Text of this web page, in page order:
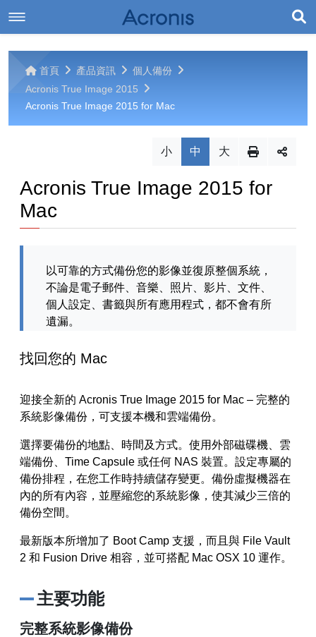
最新消息
產品資訊
版本比較
Acronis True Image Cloud
Acronis True Image 2016
機動性存取
Acronis ExtremeZ-IP
聯絡我們
其它
首頁 產品資訊
個人備份
Acronis True Image 2015
Acronis True Image 2015 for Mac
小 中 大
Acronis True Image 2015 for
Mac
以可靠的方式備份您的影像並復原整個系統，
不論是電子郵件、音樂、照片、影片、文件、
個人設定、書籤與所有應用程式，都不會有所
遺漏。
找回您的 Mac
迎接全新的 Acronis True Image 2015 for Mac – 完整的
系統影像備份，可支援本機和雲端備份。
選擇要備份的地點、時間及方式。使用外部磁碟機、雲
端備份、Time Capsule 或任何 NAS 裝置。設定專屬的
備份排程，在您工作時持續儲存變更。備份虛擬機器在
內的所有內容，並壓縮您的系統影像，使其減少三倍的
備份空間。
最新版本所增加了 Boot Camp 支援，而且與 File Vault
2 和 Fusion Drive 相容，並可搭配 Mac OSX 10 運作。
主要功能
完整系統影像備份